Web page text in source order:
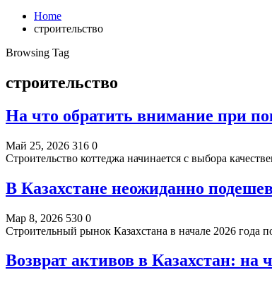
Home
строительство
Browsing Tag
строительство
На что обратить внимание при
Май 25, 2026 316 0
Строительство коттеджа начинается с выбора
В Казахстане неожиданно
Мар 8, 2026 530 0
Строительный рынок Казахстана в начале 2026 года
Возврат активов в Казахстан: на